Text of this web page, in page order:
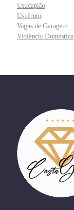
Usucapião
Usufruto
Vagas de Garagem
Violência Doméstica